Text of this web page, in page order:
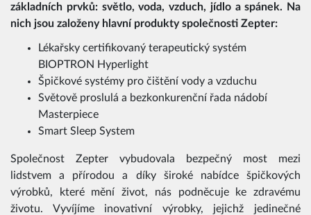
základních prvků: světlo, voda, vzduch, jídlo a spánek. Na
nich jsou založeny hlavní produkty společnosti Zepter:
Lékařsky certifikovaný terapeutický systém
BIOPTRON Hyperlight
Špičkové systémy pro čištění vody a vzduchu
Světově proslulá a bezkonkurenční řada nádobí
Masterpiece
Smart Sleep System
Společnost Zepter vybudovala bezpečný most mezi
lidstvem a přírodou a díky široké nabídce špičkových
výrobků, které mění život, nás podněcuje ke zdravému
životu. Vyvíjíme inovativní výrobky, jejichž jedinečné